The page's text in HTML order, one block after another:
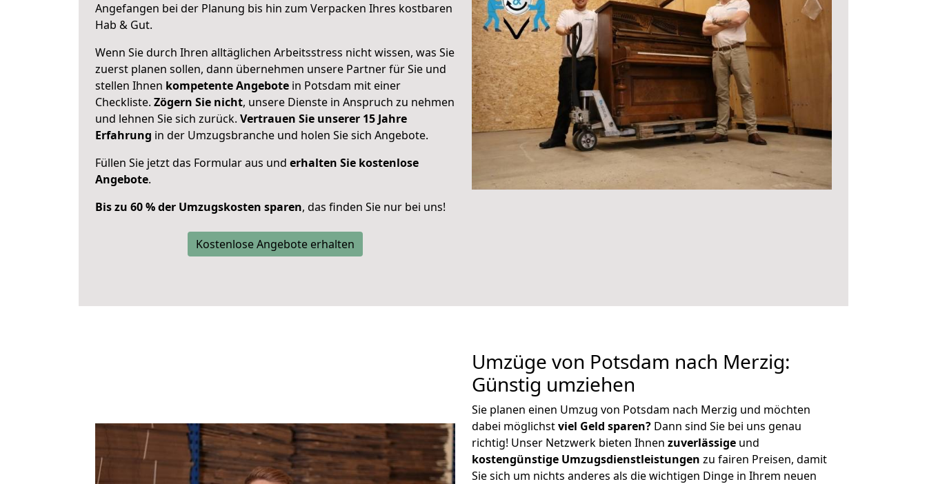
Angefangen bei der Planung bis hin zum Verpacken Ihres kostbaren
Hab & Gut.
Wenn Sie durch Ihren alltäglichen Arbeitsstress nicht wissen, was Sie
zuerst planen sollen, dann übernehmen unsere Partner für Sie und
stellen Ihnen kompetente Angebote in Potsdam mit einer
Checkliste. Zögern Sie nicht, unsere Dienste in Anspruch zu nehmen
und lehnen Sie sich zurück. Vertrauen Sie unserer 15 Jahre
Erfahrung in der Umzugsbranche und holen Sie sich Angebote.
Füllen Sie jetzt das Formular aus und erhalten Sie kostenlose
Angebote.
Bis zu 60 % der Umzugskosten sparen, das finden Sie nur bei uns!
Kostenlose Angebote erhalten
Umzüge von Potsdam nach Merzig:
Günstig umziehen
Sie planen einen Umzug von Potsdam nach Merzig und möchten
dabei möglichstviel Geld sparen? Dann sind Sie bei uns genau
richtig! Unser Netzwerk bieten Ihnen zuverlässige und
kostengünstige Umzugsdienstleistungen zu fairen Preisen, damit
Sie sich um nichts anderes als die wichtigen Dinge in Ihrem neuen